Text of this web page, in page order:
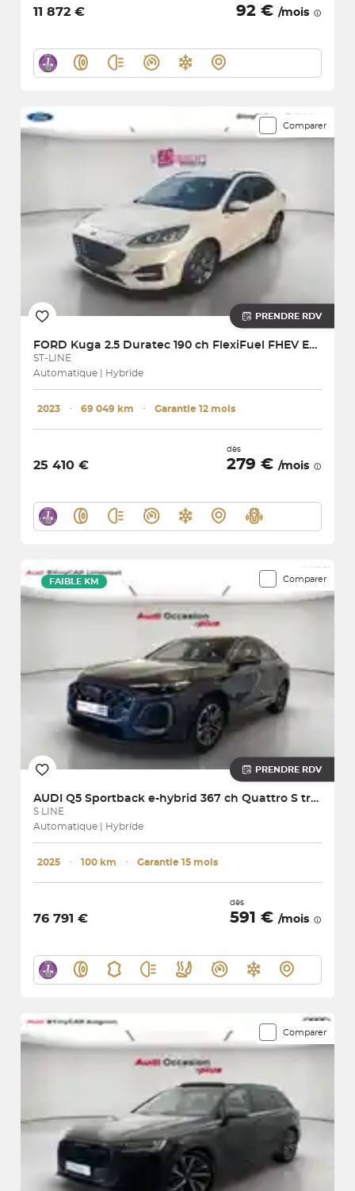
11 872 € 92 € /mois
Comparer
PRENDRE RDV
FORD Kuga 2.5 Duratec 190 ch FlexiFuel FHEV E85 Powershift
ST-LINE
Automatique | Hybride
2023 ･ 69 049 km ･ Garantie 12 mois
25 410 €
dès
279 € /mois
Comparer
FAIBLE KM
PRENDRE RDV
AUDI Q5 Sportback e-hybrid 367 ch Quattro S tronic 7
S LINE
Automatique | Hybride
2025 ･ 100 km ･ Garantie 15 mois
76 791 €
dès
591 € /mois
Comparer